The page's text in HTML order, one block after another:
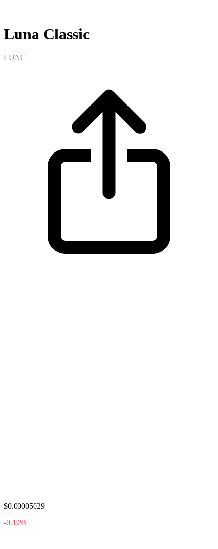
Luna Classic
LUNC
$0.00005029
-0.10%